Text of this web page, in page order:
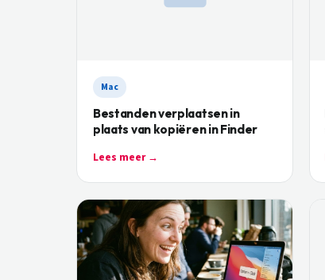
Mac
Bestanden verplaatsen in
plaats van kopiëren in Finder
Lees meer →